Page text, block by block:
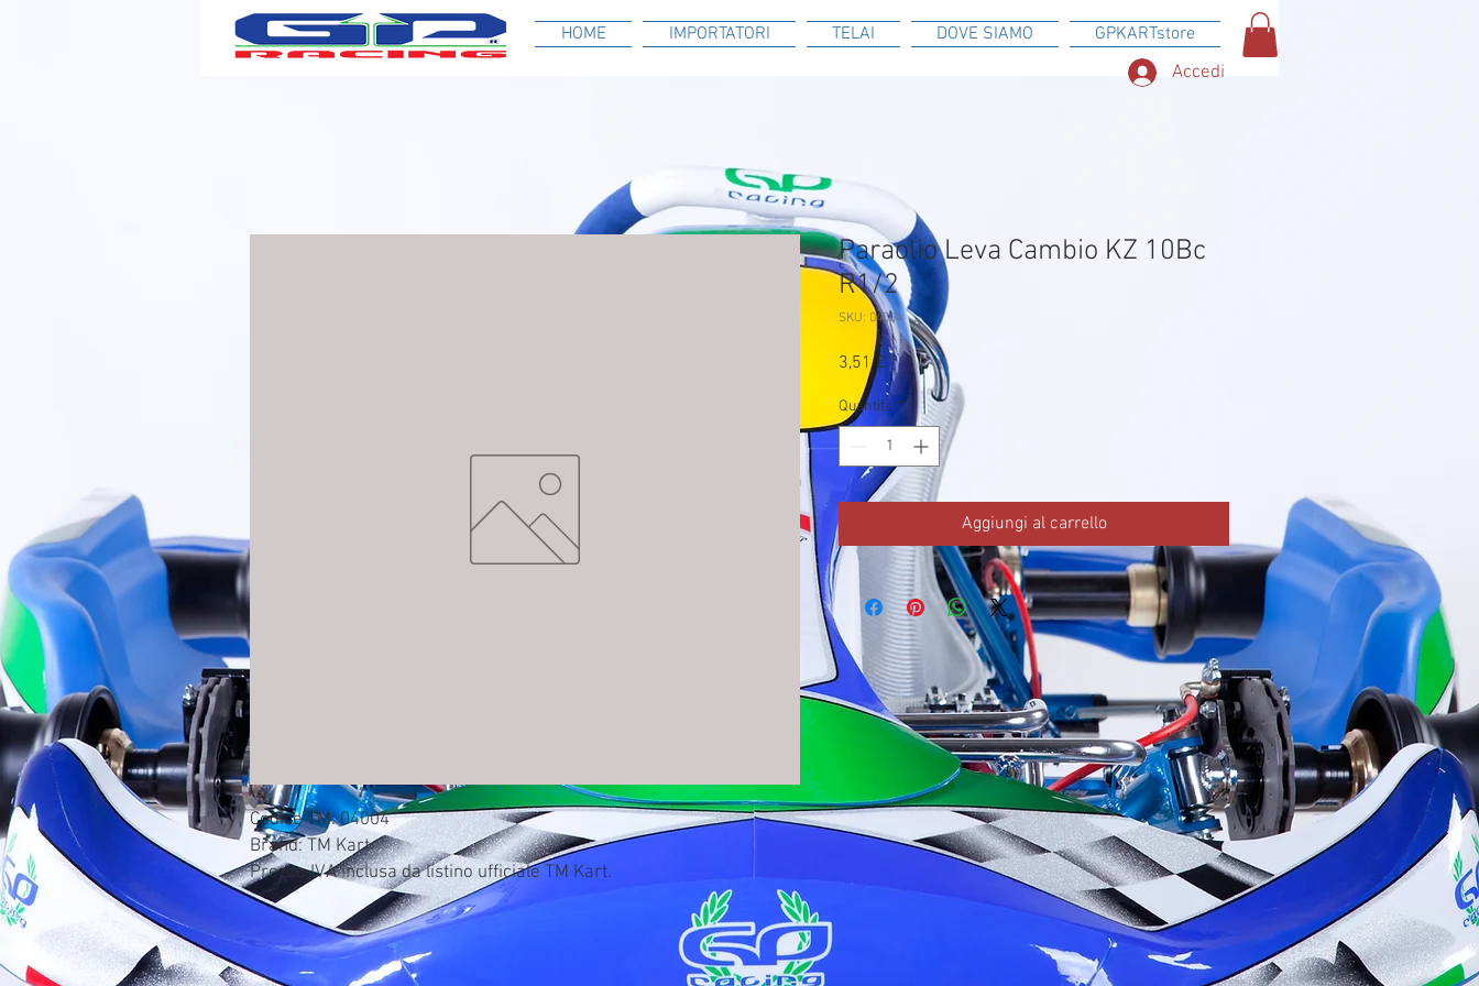
HOME IMPORTATORI TELAI DOVE SIAMO
GPKARTstore
Accedi
Codice TM: 04004
Brand: TM Kart
Prezzo IVA inclusa da listino ufficiale TM Kart.
Paraolio Leva Cambio KZ 10Bc
R1/2
SKU: 04004
3,51 € Prezzo
Quantità *
Aggiungi al carrello